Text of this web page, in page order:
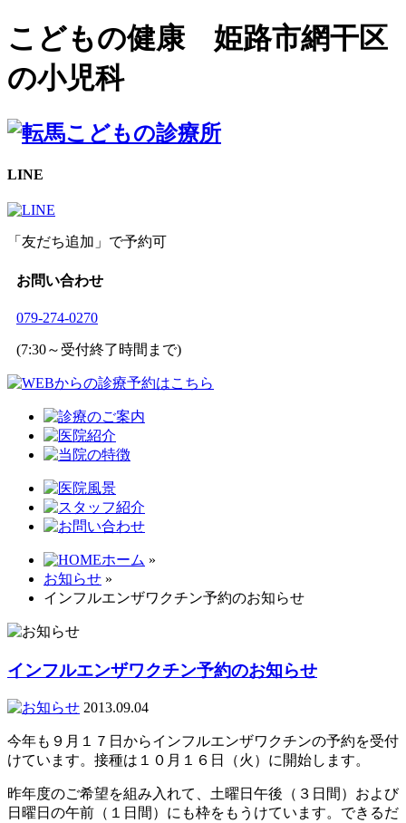
こどもの健康 姫路市網干区
の小児科
LINE
「友だち追加」で予約可
お問い合わせ
079-274-0270
(7:30～受付終了時間まで)
ホーム »
お知らせ »
インフルエンザワクチン予約のお知らせ
インフルエンザワクチン予約のお知らせ
2013.09.04
今年も９月１７日からインフルエンザワクチンの予約を受付
けています。接種は１０月１６日（火）に開始します。
昨年度のご希望を組み入れて、土曜日午後（３日間）および
日曜日の午前（１日間）にも枠をもうけています。できるだ